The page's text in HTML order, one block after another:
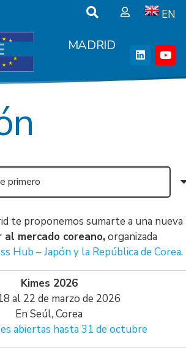
EN
MADRID
te proponemos sumarte a una nueva
mercado coreano,organizada
Hub – Japón y la República de Corea.
Kimes 2026
al 22 de marzo de 2026
En Seúl, Corea
abiertas hasta 31 de octubre